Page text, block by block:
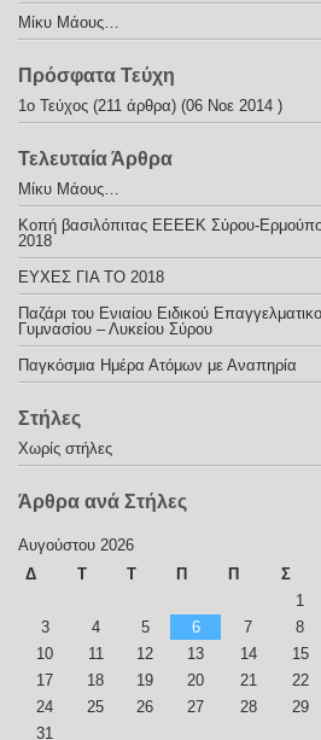
Μίκυ Μάους…
Πρόσφατα Τεύχη
1ο Τεύχος (211 άρθρα) (06 Νοε 2014 )
Τελευταία Άρθρα
Μίκυ Μάους…
Κοπή βασιλόπιτας ΕΕΕΕΚ Σύρου-
2018
ΕΥΧΕΣ ΓΙΑ ΤΟ 2018
Παζάρι του Ενιαίου Ειδικού
Γυμνασίου – Λυκείου Σύρου
Παγκόσμια Ημέρα Ατόμων με Αναπηρία
Στήλες
Χωρίς στήλες
Άρθρα ανά Στήλες
Αυγούστου 2026
Δ
Τ Τ Π Π Σ
1
3
4 5 6 7 8
10
11 12 13 14 15
17
18 19 20 21 22
24
25 26 27 28 29
31